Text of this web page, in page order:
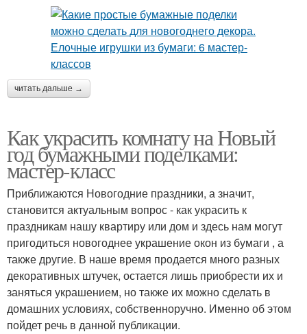
читать дальше →
Как украсить комнату на Новый
год бумажными поделками:
мастер-класс
Приближаются Новогодние праздники, а значит,
становится актуальным вопрос - как украсить к
праздникам нашу квартиру или дом и здесь нам могут
пригодиться новогоднее украшение окон из бумаги , а
также другие. В наше время продается много разных
декоративных штучек, остается лишь приобрести их и
заняться украшением, но также их можно сделать в
домашних условиях, собственноручно. Именно об этом
пойдет речь в данной публикации.